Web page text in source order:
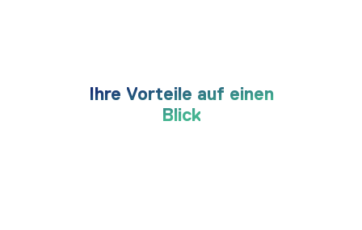
Ihre Vorteile auf einen
Blick